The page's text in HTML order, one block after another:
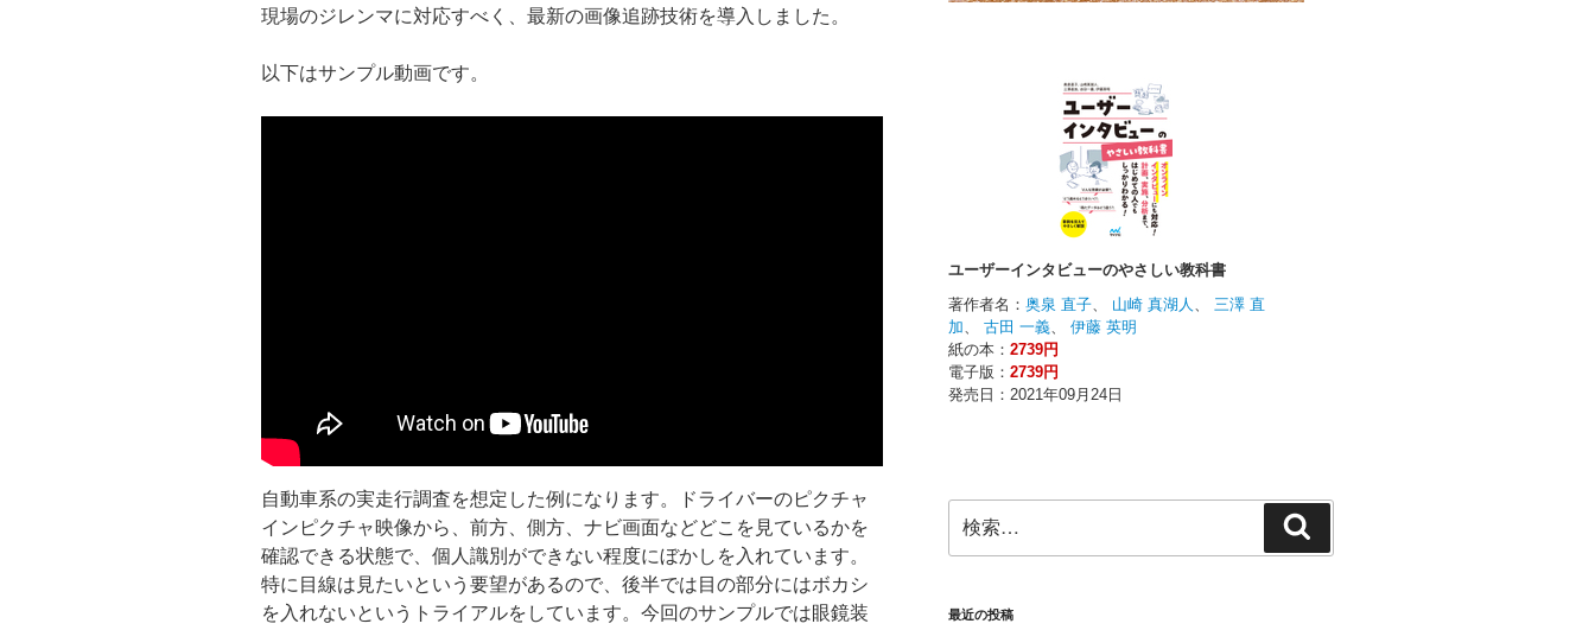
現場のジレンマに対応すべく、最新の画像追跡技術を導入しました。
以下はサンプル動画です。
自動車系の実走行調査を想定した例になります。ドライバーのピクチャ
インピクチャ映像から、前方、側方、ナビ画面などどこを見ているかを
確認できる状態で、個人識別ができない程度にぼかしを入れています。
特に目線は見たいという要望があるので、後半では目の部分にはボカシ
を入れないというトライアルをしています。今回のサンプルでは眼鏡装
索:
索
最近の投稿